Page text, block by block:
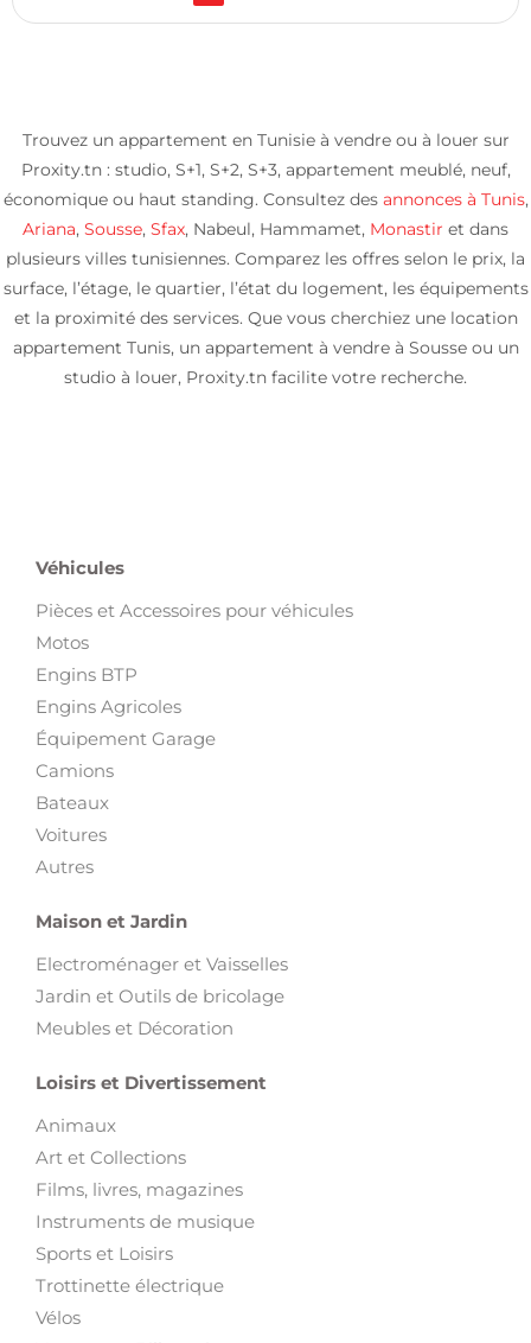
Trouvez un appartement en Tunisie à vendre ou à louer sur
Proxity.tn : studio, S+1, S+2, S+3, appartement meublé, neuf,
économique ou haut standing. Consultez desannonces à Tunis,
Ariana, Sousse, Sfax, Nabeul, Hammamet, Monastir et dans
plusieurs villes tunisiennes. Comparez les offres selon le prix, la
surface, l’étage, le quartier, l’état du logement, les équipements
et la proximité des services. Que vous cherchiez une location
appartement Tunis, un appartement à vendre à Sousse ou un
studio à louer, Proxity.tn facilite votre recherche.
Véhicules
Pièces et Accessoires pour véhicules
Motos
Engins BTP
Engins Agricoles
Équipement Garage
Camions
Bateaux
Voitures
Autres
Maison et Jardin
Electroménager et Vaisselles
Jardin et Outils de bricolage
Meubles et Décoration
Loisirs et Divertissement
Animaux
Art et Collections
Films, livres, magazines
Instruments de musique
Sports et Loisirs
Trottinette électrique
Vélos